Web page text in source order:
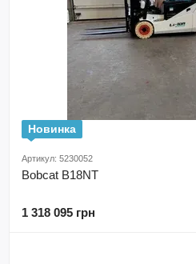
Новинка
Артикул: 5230052
Bobcat B18NT
1 318 095 грн